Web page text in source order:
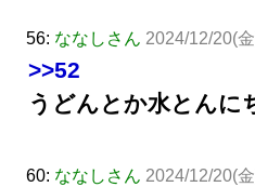
56: ななしさん 2024/12/20(
>>52
うどんとか水とんに
60: ななしさん 2024/12/20(